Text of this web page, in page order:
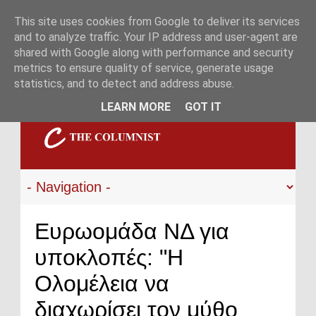
Ευρωομάδα ΝΔ για
υποκλοπές: "Η
Ολομέλεια να
διαχωρίσει τον μύθο
This site uses cookies from Google to deliver its services
and to analyze traffic. Your IP address and user-agent are
shared with Google along with performance and security
metrics to ensure quality of service, generate usage
statistics, and to detect and address abuse.
LEARN MORE
GOT IT